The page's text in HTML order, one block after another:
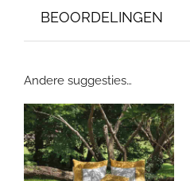
BEOORDELINGEN
Andere suggesties…